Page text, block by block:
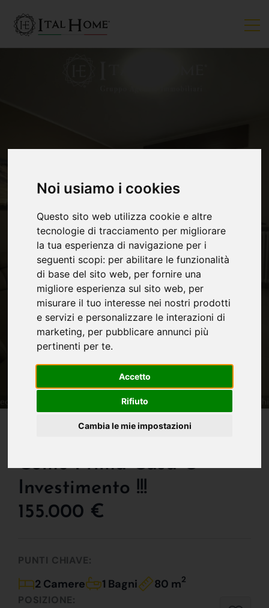
Noi usiamo i cookies
Questo sito web utilizza cookie e altre
tecnologie di tracciamento per migliorare
la tua esperienza di navigazione per i
seguenti scopi: per abilitare le funzionalità
di base del sito web, per fornire una
migliore esperienza sul sito web, per
misurare il tuo interesse nei nostri prodotti
e servizi e personalizzare le interazioni di
marketing, per pubblicare annunci più
pertinenti per te.
Accetto
Rifiuto
Cambia le mie impostazioni
VENDUTO
Come Prima Casa O
Investimento !!!
155.000 €
PUNTI CHIAVE:
2 Camere 1 Bagni 80 m2
POSIZIONE: